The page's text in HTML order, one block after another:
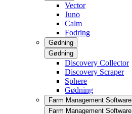
Vector
Juno
Calm
Fodring
Gødning
Gødning
Discovery Collector
Discovery Scraper
Sphere
Gødning
Farm Management Software
Farm Management Software